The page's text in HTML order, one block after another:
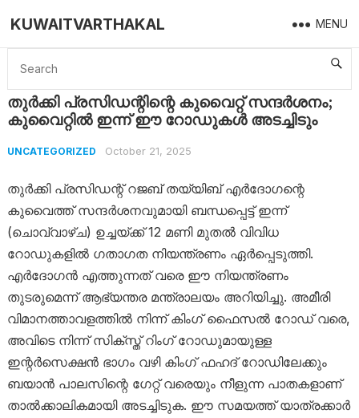
KUWAITVARTHAKAL MENU
Home Uncategorized തുർക്കി പ്രസിഡന്റിന്റെ കുവൈറ്റ് സന്ദർശനം; കുവൈറ്റിൽ ഇന്ന് ഈ റോഡുകൾ അടച്ചിടും
തുർക്കി പ്രസിഡന്റിന്റെ കുവൈറ്റ് സന്ദർശനം;
കുവൈറ്റിൽ ഇന്ന് ഈ റോഡുകൾ അടച്ചിടും
UNCATEGORIZED October 21, 2025
തുർക്കി പ്രസിഡന്റ് റജബ് തയ്യിബ് എർദോഗന്റെ
കുവൈത്ത് സന്ദർശനവുമായി ബന്ധപ്പെട്ട് ഇന്ന്
(ചൊവ്വാഴ്ച) ഉച്ചയ്ക്ക് 12 മണി മുതൽ വിവിധ
റോഡുകളിൽ ഗതാഗത നിയന്ത്രണം ഏർപ്പെടുത്തി.
എർദോഗൻ എത്തുന്നത് വരെ ഈ നിയന്ത്രണം
തുടരുമെന്ന് ആഭ്യന്തര മന്ത്രാലയം അറിയിച്ചു. അമീരി
വിമാനത്താവളത്തിൽ നിന്ന് കിംഗ് ഫൈസൽ റോഡ് വരെ,
അവിടെ നിന്ന് സിക്സ്ത് റിംഗ് റോഡുമായുള്ള
ഇന്റർസെക്ഷൻ ഭാഗം വഴി കിംഗ് ഫഹദ് റോഡിലേക്കും
ബയാൻ പാലസിന്റെ ഗേറ്റ് വരെയും നീളുന്ന പാതകളാണ്
താൽക്കാലികമായി അടച്ചിടുക. ഈ സമയത്ത് യാത്രക്കാർ